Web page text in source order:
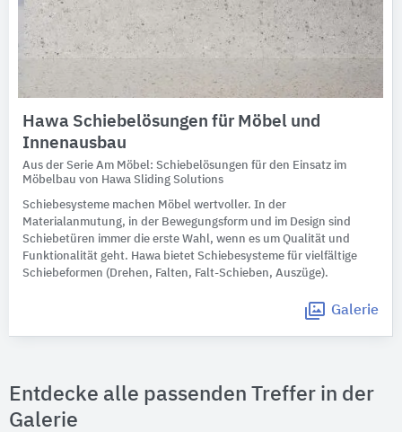
Hawa Schiebelösungen für Möbel und
Innenausbau
Aus der Serie Am Möbel: Schiebelösungen für den Einsatz im
Möbelbau von Hawa Sliding Solutions
Schiebesysteme machen Möbel wertvoller. In der
Materialanmutung, in der Bewegungsform und im Design sind
Schiebetüren immer die erste Wahl, wenn es um Qualität und
Funktionalität geht. Hawa bietet Schiebesysteme für vielfältige
Schiebeformen (Drehen, Falten, Falt-Schieben, Auszüge).
Galerie
Entdecke alle passenden Treffer in der
Galerie